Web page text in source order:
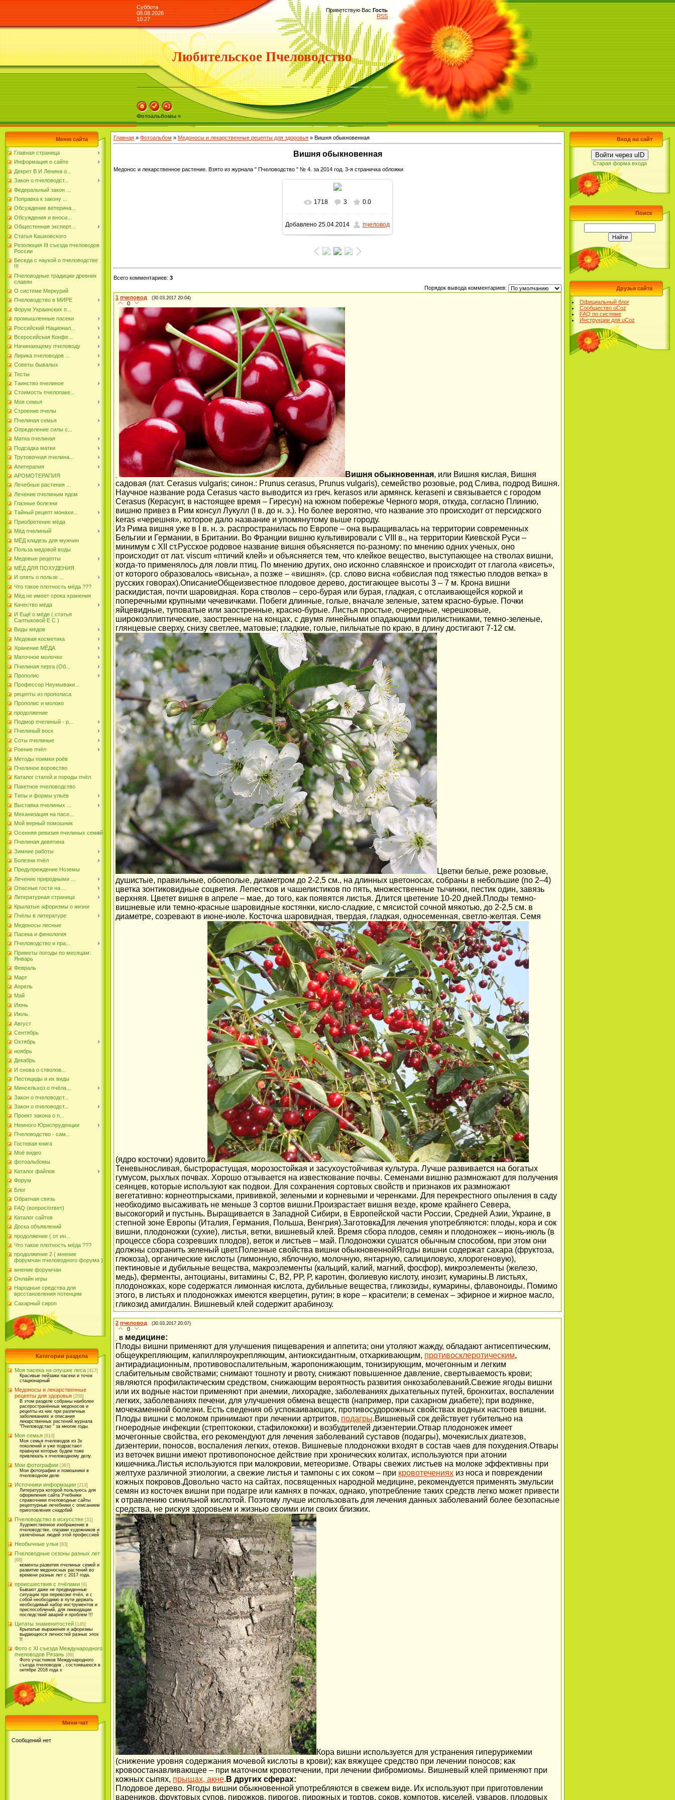
Суббота
08.08.2026
10:27
Приветствую Вас Гость
RSS
Любительское Пчеловодство
Фотоальбомы »
Меню сайта
Главная страница
Информация о сайте
Декрет В И Ленина о...
Закон о пчеловодст...
Федеральный закон ...
Поправка к закону ...
Обсуждение ветерина...
Обсуждения и вноси...
Общестенная эксперт...
Статья Кашковского
Резолюция III съезда пчеловодов
России
Беседа с наукой о пчеловодстве
!!!
Пчеловодные традиции древних
славян
О системе Меркурий
Пчеловодство в МИРЕ
Форум Украинских п...
промышленные пасеки
Российский Национал...
Всеросийская Конфе...
Начинающему пчеловоду
Лирика пчеловодов ...
Советы бывалых
Тесты
Таинство пчелиное
Стоимость пчелопаке...
Моя семья
Строение пчелы
Пчелиная семья
Определение силы с...
Матка пчелиная
Подсадка матки
Трутовочная пчелина...
Апитерапия
АРОМОТЕРАПИЯ
Лечебные растения ...
Лечение пчелиным ядом
Глазные болезни
Тайный рецепт монахи...
Приобретение мёда
Мёд пчелиный
МЁД кладезь для мужчин
Польза медовой воды
Медовые рецепты
МЁД ДЛЯ ПОХУДЕНИЯ
И опять о пользе ...
Что такое плотность мёда ???
Мёд не имеет срока хранения
Качество мёда
И Ещё о мёде ( статья
Салтыковой Е С )
Виды медов
Медовая косметика
Хранение МЁДА
Маточное молочко
Пчелиная перга (Об...
Прополис
Профессор Неумываки...
рецепты из прополиса
Прополис и молоко
продолжение
Подмор пчелиный - р...
Пчелиный воск
Соты пчелиные
Роение пчёл
Методы поимки роёв
Пчелиное воровство
Каталог статей и породы пчёл
Пакетное пчеловодство
Типы и формы ульёв
Выставка пчелиных ...
Механизация на пасе...
Мой верный помошник
Осенняя ревизия пчелиных семей
Пчелиная девятина
Зимние работы
Болезни пчёл
Предупреждение Ноземы
Лечение природными ...
Опасные гости на ...
Литературная страница
Крылатые афоризмы о жизни
Пчёлы в литературе
Медоносы лесные
Пасека и фенология
Пчеловодство и пра...
Приметы погоды по месяцам:
Январь
Февраль
Март
Апрель
Май
Июнь
Июль.
Август
Сентябрь
Октябрь
ноябрь
Декабрь.
И снова о стволов...
Пестициды и их виды
Минсельхоз о пчёла...
Закон о пчеловодст...
Закон о пчеловодст...
Проект закона о п...
Немного Юриспруденции
Пчеловодство - сам...
Гостевая книга
Моё видео
фотоальбомы
Каталог файлов
Форум
Блог
Обратная связь
FAQ (вопрос/ответ)
Каталог сайтов
Доска объявлений
продолжение ( от ин...
Что такое плотность мёда ???
продолжение 2 ( мнение
форумчан пчеловодного форума )
мнение форумчан
Онлайн игры
Народные средства для
врсстановления потенцим
Сахарный сироп
Категории раздела
Моя пасека на опушке леса [417]
Красивые пейзажи пасеки и точок
стационарный
Медоносы и лекарственные
рецепты для здоровья [206]
В этом разделе собраны наиболее
распространённых медоносов и
рецепты из них при различных
заболеваниях и описания
лекарственных растений журнала
"Пчеловодстао " за многие годы.
Моя семья [810]
Моя семья пчеловодов из 3х
поколений и уже подрастают
правнуки которых будем тоже
привлекать к пчеловодному делу.
Мои фотографии [387]
Мои фотографии и помошники в
пчеловодном деле
Источники информации [213]
Литература которой пользуюсь для
оформления сайта Учебники
справочники пчеловодные сайты
рецептурные лечебники с описанием
приготовления снадобий
Пчеловодство в искусстве [31]
Художественное изображение в
пчеловодстве, глазами художников и
увлечённых людей этой профессией
Необычные ульи [83]
Пчеловодные сезоны разных лет
[68]
моменты развития пчелиных семей и
развитие медоносных растений во
времени разных лет с 2017 года.
происшествия с пчёлами [6]
Бывают даже не предвиденные
ситуации при перевозке пчёл, и с
собой необходимо в пути держать
необходимый набор инструментов и
приспособлений, для ликвидации
последствий аварий и проблем !!!
Цитаты знаменитостей [145]
Крылатые выражения и афоризмы
выдающихся личностей разных эпох
!!
Фото с XI съезда Международного
пчеловодов Рязань [86]
Фото участников Международного
съезда пчеловодов , состоявшееся в
октябре 2018 года х
Мини-чат
Главная » Фотоальбом » Медоносы и лекарственные рецепты для здоровья » Вишня обыкновенная
Вишня обыкновенная
Медонос и лекарственное растение. Взято из журнала " Пчеловодство " № 4. за 2014 год. 3-я страничка обложки
В реальном размере
1162x1599/ 337.3Kb
1718 3 0.0
Добавлено 25.04.2014 пчеловод
Всего комментариев: 3
Порядок вывода комментариев:
1 пчеловод (30.03.2017 20:04)
0
Вишня обыкновенная, или Вишня кислая, Вишня
садовая (лат. Cerasus vulgaris; синон.: Prunus cerasus, Prunus vulgaris), семейство розовые, род Слива, подрод Вишня.
Научное название рода Cerasus часто выводится из греч. kerasos или армянск. keraseni и связывается с городом
Cerasus (Керасунт, в настоящее время – Гиресун) на южном побережье Черного моря, откуда, согласно Плинию,
вишню привез в Рим консул Лукулл (І в. до н. э.). Но более вероятно, что название это происходит от персидского
keras «черешня», которое дало название и упомянутому выше городу.
Из Рима вишня уже в I в. н. э. распространилась по Европе – она выращивалась на территории современных
Бельгии и Германии, в Британии. Во Франции вишню культивировали с VIII в., на территории Киевской Руси –
минимум с ХII ст.Русское родовое название вишня объясняется по-разному: по мнению одних ученых, оно
происходит от лат. viscum «птичий клей» и объясняется тем, что клейкое вещество, выступающее на стволах вишни,
когда-то применялось для ловли птиц. По мнению других, оно исконно славянское и происходит от глагола «висеть»,
от которого образовалось «висьна», а позже – «вишня». (ср. слово висна «обвислая под тяжестью плодов ветка» в
русских говорах).ОписаниеОбщеизвестное плодовое дерево, достигающее высоты 3 – 7 м. Крона вишни
раскидистая, почти шаровидная. Кора стволов – серо-бурая или бурая, гладкая, с отслаивающейся коркой и
поперечными крупными чечевичками. Побеги длинные, голые, вначале зеленые, затем красно-бурые. Почки
яйцевидные, туповатые или заостренные, красно-бурые. Листья простые, очередные, черешковые,
широкоэллиптические, заостренные на концах, с двумя линейными опадающими прилистниками, темно-зеленые,
глянцевые сверху, снизу светлее, матовые; гладкие, голые, пильчатые по краю, в длину достигают 7-12 см.
Цветки белые, реже розовые,
душистые, правильные, обоеполые, диаметром до 2-2,5 см., на длинных цветоносах, собраны в небольшие (по 2–4)
цветка зонтиковидные соцветия. Лепестков и чашелистиков по пять, множественные тычинки, пестик один, завязь
верхняя. Цветет вишня в апреле – мае, до того, как появятся листья. Длится цветение 10-20 дней.Плоды темно-
вишневые или темно-красные шаровидные костянки, кисло-сладкие, с мясистой сочной мякотью, до 2-2,5 см. в
диаметре, созревают в июне-июле. Косточка шаровидная, твердая, гладкая, односеменная, светло-желтая. Семя
(ядро косточки) ядовито.
Теневыносливая, быстрорастущая, морозостойкая и засухоустойчивая культура. Лучше развивается на богатых
гумусом, рыхлых почвах. Хорошо отзывается на известкование почвы. Семенами вишню размножают для получения
сеянцев, которые используют как подвои. Для сохранения сортовых свойств и признаков их размножают
вегетативно: корнеотпрысками, прививкой, зелеными и корневыми и черенками. Для перекрестного опыления в саду
необходимо высаживать не меньше 3 сортов вишни.Произрастает вишня везде, кроме крайнего Севера,
высокогорий и пустынь. Выращивается в Западной Сибири, в Европейской части России, Средней Азии, Украине, в
степной зоне Европы (Италия, Германия, Польша, Венгрия).ЗаготовкаДля лечения употребляются: плоды, кора и сок
вишни, плодоножки (сухие), листья, ветки, вишневый клей. Время сбора плодов, семян и плодоножек – июнь-июль (в
процессе сбора созревших плодов), веток и листьев – май. Плодоножки сушатся обычным способом, при этом они
должны сохранить зеленый цвет.Полезные свойства вишни обыкновеннойЯгоды вишни содержат сахара (фруктоза,
глюкоза), органические кислоты (лимонную, яблочную, молочную, янтарную, салициловую, хлорогеновую),
пектиновые и дубильные вещества, макроэлементы (кальций, калий, магний, фосфор), микроэлементы (железо,
медь), ферменты, антоцианы, витамины С, В2, РР, Р, каротин, фолиевую кислоту, инозит, кумарины.В листьях,
плодоножках, коре содержатся лимонная кислота, дубильные вещества, гликозиды, кумарины, флавоноиды. Помимо
этого, в листьях и плодоножках имеются кверцетин, рутин; в коре – красители; в семенах – эфирное и жирное масло,
гликозид амигдалин. Вишневый клей содержит арабинозу.
2 пчеловод (30.03.2017 20:07)
0
В медицине:
Плоды вишни применяют для улучшения пищеварения и аппетита; они утоляют жажду, обладают антисептическим,
общеукрепляющим, капилляроукрепляющим, антиоксидантным, отхаркивающим, противосклеротическим,
антирадиационным, противовоспалительным, жаропонижающим, тонизирующим, мочегонным и легким
слабительным свойствами; снимают тошноту и рвоту, снижают повышенное давление, свертываемость крови;
являются профилактическим средством, снижающим вероятность развития онкозаболеваний.Свежие ягоды вишни
или их водные настои применяют при анемии, лихорадке, заболеваниях дыхательных путей, бронхитах, воспалении
легких, заболеваниях печени, для улучшения обмена веществ (например, при сахарном диабете); при водянке,
мочекаменной болезни. Есть сведения об успокаивающих, противосудорожных свойствах водных настоев вишни.
Плоды вишни с молоком принимают при лечении артритов, подагры.Вишневый сок действует губительно на
гноеродные инфекции (стрептококки, стафилококки) и возбудителей дизентерии.Отвар плодоножек имеет
мочегонные свойства, его рекомендуют для лечения заболеваний суставов (подагры), мочекислых диатезов,
дизентерии, поносов, воспаления легких, отеков. Вишневые плодоножки входят в состав чаев для похудения.Отвары
из веточек вишни имеют противопоносное действие при хронических колитах, используются при атонии
кишечника.Листья используются при малокровии, метеоризме. Отвары свежих листьев на молоке эффективны при
желтухе различной этиологии, а свежие листья и тампоны с их соком – при кровотечениях из носа и повреждении
кожных покровов.Довольно часто на сайтах, посвященных народной медицине, рекомендуется применять эмульсии
семян из косточек вишни при подагре или камнях в почках, однако, употребление таких средств легко может привести
к отравлению синильной кислотой. Поэтому лучше использовать для лечения данных заболеваний более безопасные
средства, не рискуя здоровьем и жизнью своими или своих близких.
Кора вишни используется для устранения гиперурикемии
(снижение уровня содержания мочевой кислоты в крови); как вяжущее средство при лечении поносов; как
кровоостанавливающее – при маточном кровотечении, при лечении фибромиомы. Вишневый клей применяют при
кожных сыпях, прыщах, акне. В других сферах:
Плодовое дерево. Ягоды вишни обыкновенной употребляются в свежем виде. Их используют при приготовлении
вареников, фруктовых супов, пирожков, пирогов, пирожных и тортов, соков, компотов, киселей, узваров, плодовых
Вход на сайт
Войти через uID
Старая форма входа
Поиск
Друзья сайта
Официальный блог
Сообщество uCoz
FAQ по системе
Инструкции для uCoz